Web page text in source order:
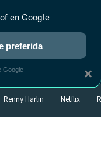
RANKINGS CINE
Renny Harlin Netflix
×
en Google
preferida
Google